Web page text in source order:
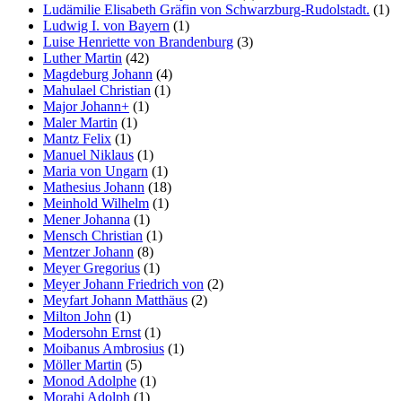
Ludämilie Elisabeth Gräfin von Schwarzburg-Rudolstadt. (1)
Ludwig I. von Bayern (1)
Luise Henriette von Brandenburg (3)
Luther Martin (42)
Magdeburg Johann (4)
Mahulael Christian (1)
Major Johann+ (1)
Maler Martin (1)
Mantz Felix (1)
Manuel Niklaus (1)
Maria von Ungarn (1)
Mathesius Johann (18)
Meinhold Wilhelm (1)
Mener Johanna (1)
Mensch Christian (1)
Mentzer Johann (8)
Meyer Gregorius (1)
Meyer Johann Friedrich von (2)
Meyfart Johann Matthäus (2)
Milton John (1)
Modersohn Ernst (1)
Moibanus Ambrosius (1)
Möller Martin (5)
Monod Adolphe (1)
Morahi Adolph (1)